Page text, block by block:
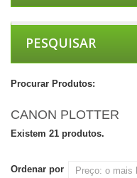
PESQUISAR
Procurar Produtos:
CANON PLOTTER
Existem 21 produtos.
Ordenar por